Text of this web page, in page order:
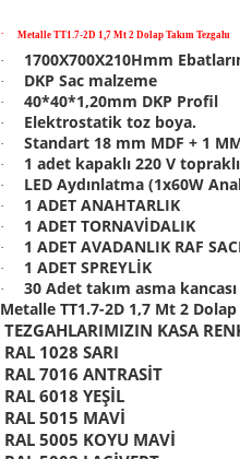
· Metalle TT1.7-2D 1,7 Mt 2 Dolap Takım Tezgahı
· 1700X700X210Hmm
· DKP Sac malzeme
· 40*40*1,20mm DKP Profil
· Elektrostatik toz boya.
· Standart 18 mm MDF + 1
· 1 adet kapaklı 220 V
· LED Aydınlatma (1x60W
· 1 ADET ANAHTARLIK
· 1 ADET TORNAVİDALIK
· 1 ADET AVADANLIK RAF
· 1 ADET SPREYLİK
· 30 Adet takım asma
Metalle TT1.7-2D 1,7 Mt 2 Dolap
TEZGAHLARIMIZIN KASA
RAL 1028 SARI
RAL 7016 ANTRASİT
RAL 6018 YEŞİL
RAL 5015 MAVİ
RAL 5005 KOYU MAVİ